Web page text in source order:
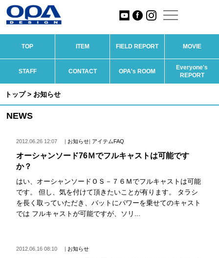
TOP ITEM FIELD REPORT MOVIE
STAFF CONTACT OPA's ROOM
Everyone's
REPORT
トップ> お知らせ
NEWS
2012.06.26 12:07 | お知らせ| アイテムFAQ
オーシャンソード76Ｍでフルキャストは可能です
か？
はい、オーシャンソードＯＳ－７６Ｍでフルキャストは可能
です。 但し、気を付けて頂きたいことが有ります。 タラシ
を長く取っていただき、バットにパワーを乗せてのキャスト
では フルキャストが可能ですが、ソリ...
2012.06.16 08:10 | お知らせ